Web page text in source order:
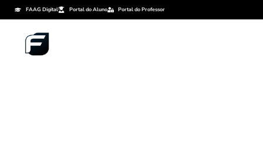
FAAG Digital Portal do Aluno Portal do Professor